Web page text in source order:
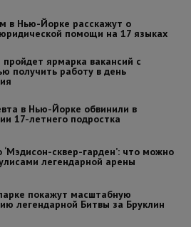
в Нью-Йорке расскажут о
помощи на 17 языках
ярмарка вакансий с
получить работу в день
в Нью-Йорке обвинили в
17-летнего подростка
‘Мэдисон-сквер-гарден’: что можно
легендарной арены
покажут масштабную
легендарной Битвы за Бруклин